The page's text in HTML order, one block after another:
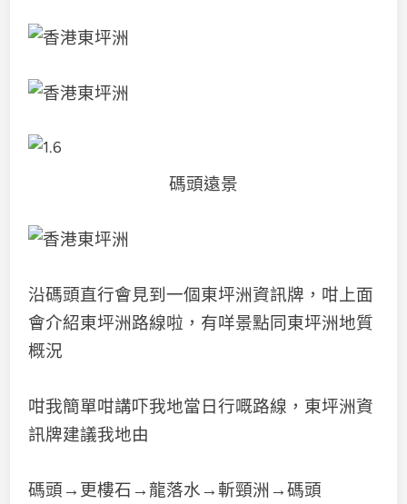
碼頭遠景
沿碼頭直行會見到一個東坪洲資訊牌，咁上面
會介紹東坪洲路線啦，有咩景點同東坪洲地質
概況
咁我簡單咁講吓我地當日行嘅路線，東坪洲資
訊牌建議我地由
碼頭→更樓石→龍落水→斬頸洲→碼頭